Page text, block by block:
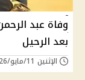
وفاة عبد
بعد الرحيل
الإثنين 11/مايو/2026 - 10:18 م